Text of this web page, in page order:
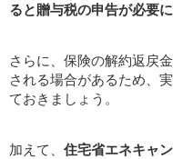
ると贈与税の申告が必要
さらに、保険の解約返戻
される場合があるため、
ておきましょう。
加えて、 住宅省エネキャ